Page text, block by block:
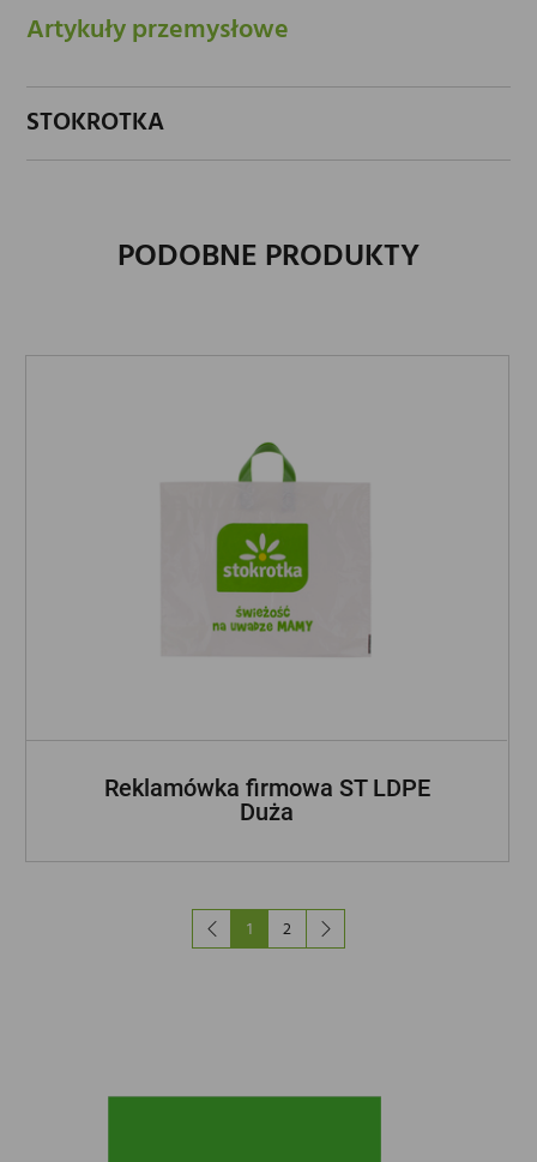
Artykuły przemysłowe
STOKROTKA
PODOBNE PRODUKTY
Reklamówka firmowa ST LDPE
Duża